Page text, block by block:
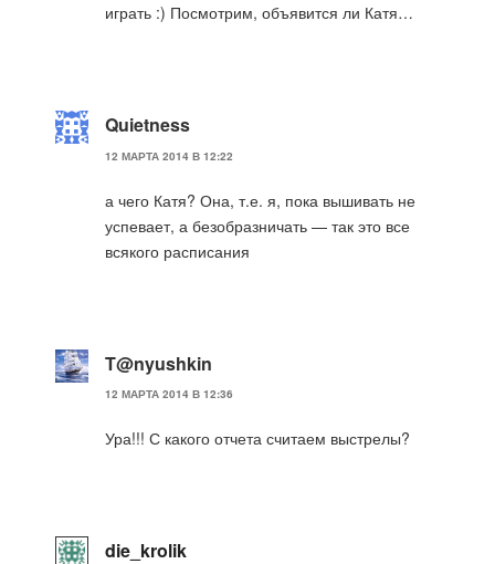
играть :) Посмотрим, объявится ли Катя…
Quietness
12 МАРТА 2014 В 12:22
а чего Катя? Она, т.е. я, пока вышивать не
успевает, а безобразничать — так это все
всякого расписания
T@nyushkin
12 МАРТА 2014 В 12:36
Ура!!! С какого отчета считаем выстрелы?
die_krolik